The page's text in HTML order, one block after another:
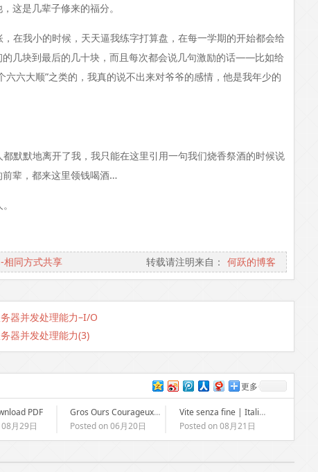
这是几辈子修来的福分。
在我小的时候，天天逼我练字打算盘，在每一学期的开始都会给
几块到最后的几十块，而且每次都会说几句激励的话——比如给
六六大顺”之类的，我真的说不出来对爷爷的感情，他是我年少的
默默地离开了我，我只能在这里引用一句我们烧香祭酒的时候说
辈，都来这里领钱喝酒…
相同方式共享 转载请注明来自： 何跃的博客
器并发处理能力–I/O
器并发处理能力(3)
更多
PDF
月29日
Gros Ours Courageux | [E-Book, EPUB]
Posted on 06月20日
Vite senza fine | Italiano
Posted on 08月21日